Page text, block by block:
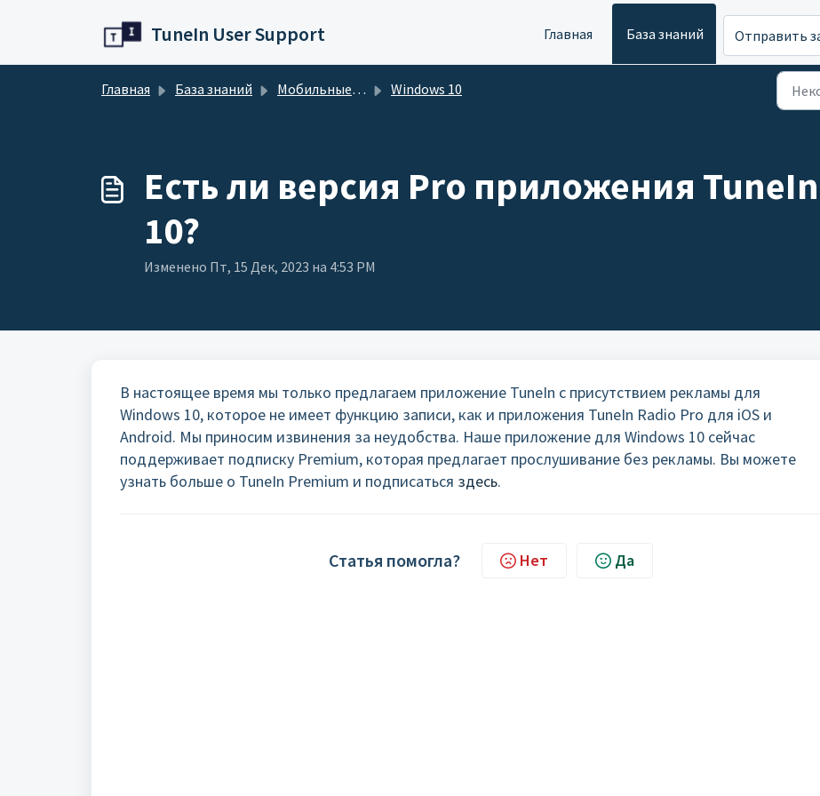
TuneIn User Support Главная База знаний Отправить
Главная База знаний Мобильные приложения Windows 10
Есть ли версия Pro приложения
10?
Изменено Пт, 15 Дек, 2023 на 4:53 PM
В настоящее время мы только предлагаем приложение TuneIn с присутствием рекламы для
Windows 10, которое не имеет функцию записи, как и приложения TuneIn Radio Pro для iOS и
Android. Мы приносим извинения за неудобства. Наше приложение для Windows 10 сейчас
поддерживает подписку Premium, которая предлагает прослушивание без рекламы. Вы можете
узнать больше о TuneIn Premium и подписаться здесь.
Статья помогла? Нет Да